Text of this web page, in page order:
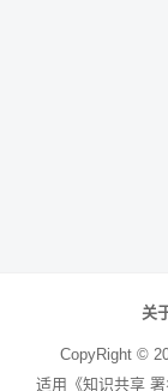
关
CopyRight ©
适用《知识共享